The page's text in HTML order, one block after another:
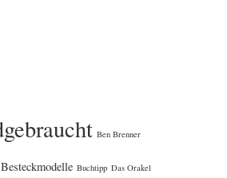
Ben Brenner
Besteckmodelle Buchtipp Das Orakel